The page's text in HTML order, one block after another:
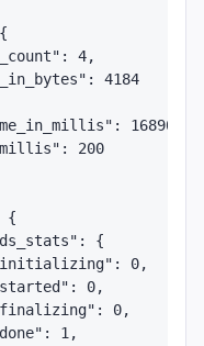
4,
4184
200
{
{
0,
0,
0,
1,